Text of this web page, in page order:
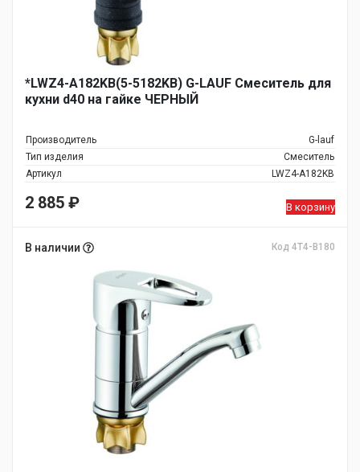
*LWZ4-A182KB(5-5182KB) G-LAUF Смеситель для
кухни d40 на гайке ЧЕРНЫЙ
Производитель
G-lauf
Тип изделия
Смеситель
Артикул
LWZ4-A182KB
2 885 ₽ В корзину
В наличии Код 4T4-B180